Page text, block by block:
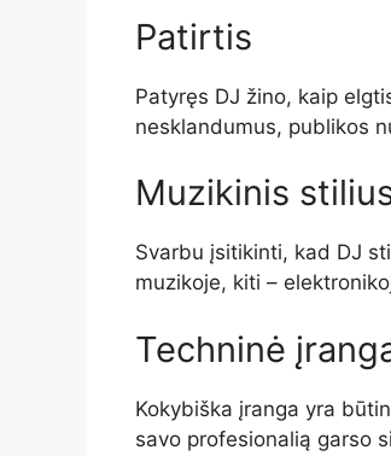
Patirtis
Patyręs DJ žino, kaip
nesklandumus, publikos
Muzikinis
Svarbu įsitikinti, kad DJ
muzikoje, kiti –
Techninė
Kokybiška įranga yra
savo profesionalią garso